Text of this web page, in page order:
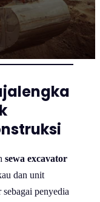
sewa excavator
dan unit
penyedia